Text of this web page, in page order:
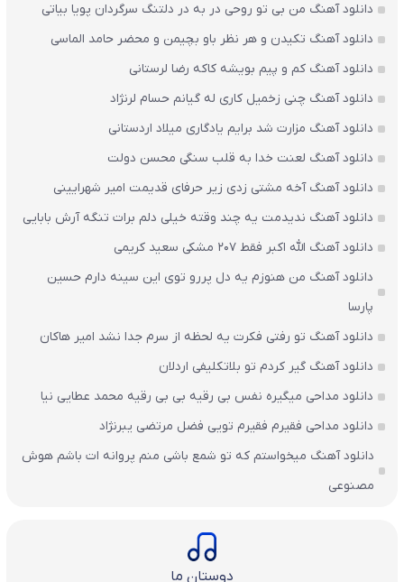
دانلود آهنگ من بی تو روحی در به در دلتنگ سرگردان پویا بیاتی
دانلود آهنگ تکیدن و هر نظر باو بچیمن و محضر حامد الماسی
دانلود آهنگ کم و پیم بویشه کاکه رضا لرستانی
دانلود آهنگ چنی زخمیل کاری له گیانم حسام لرنژاد
دانلود آهنگ مزارت شد برایم یادگاری میلاد اردستانی
دانلود آهنگ لعنت خدا به قلب سنگی محسن دولت
دانلود آهنگ آخه مشتی زدی زیر حرفای قدیمت امیر شهرایینی
دانلود آهنگ ندیدمت یه چند وقته خیلی دلم برات تنگه آرش بابایی
دانلود آهنگ الله اکبر فقط 207 مشکی سعید کریمی
دانلود آهنگ من هنوزم یه دل پررو توی این سینه دارم حسین
پارسا
دانلود آهنگ تو رفتی فکرت یه لحظه از سرم جدا نشد امیر هاکان
دانلود آهنگ گیر کردم تو بلاتکلیفی اردلان
دانلود مداحی میگیره نفس بی رقیه بی بی رقیه محمد عطایی نیا
دانلود مداحی فقیرم فقیرم تویی فضل مرتضی یبرنژاد
دانلود آهنگ میخواستم که تو شمع باشی منم پروانه ات باشم هوش
مصنوعی
دوستان ما